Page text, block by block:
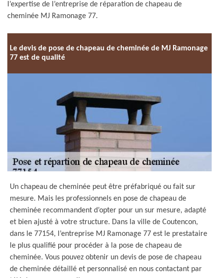
l’expertise de l’entreprise de réparation de chapeau de
cheminée MJ Ramonage 77.
Le devis de pose de chapeau de cheminée de MJ Ramonage
77 est de qualité
Un chapeau de cheminée peut être préfabriqué ou fait sur
mesure. Mais les professionnels en pose de chapeau de
cheminée recommandent d’opter pour un sur mesure, adapté
et bien ajusté à votre structure. Dans la ville de Coutencon,
dans le 77154, l’entreprise MJ Ramonage 77 est le prestataire
le plus qualifié pour procéder à la pose de chapeau de
cheminée. Vous pouvez obtenir un devis de pose de chapeau
de cheminée détaillé et personnalisé en nous contactant par